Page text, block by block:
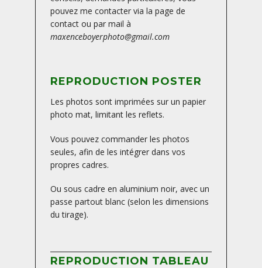
pouvez me contacter via la page de
contact ou par mail à
maxenceboyerphoto@gmail.com
REPRODUCTION POSTER
Les photos sont imprimées sur un papier
photo mat, limitant les reflets.
Vous pouvez commander les photos
seules, afin de les intégrer dans vos
propres cadres.
Ou sous cadre en aluminium noir, avec un
passe partout blanc (selon les dimensions
du tirage).
REPRODUCTION TABLEAU